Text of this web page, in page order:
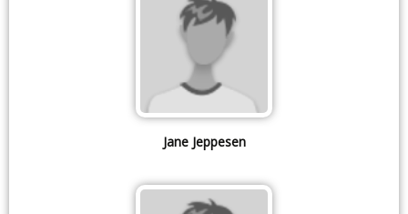
Jane Jeppesen